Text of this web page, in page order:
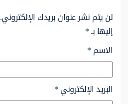
لن يتم نشر عنوان بريدك الإلكتروني.
إليها بـ*
الاسم*
البريد الإلكتروني*